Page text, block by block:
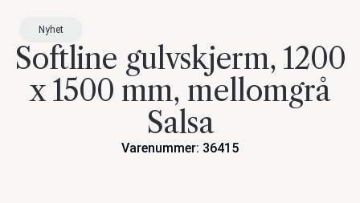
Nyhet
Softline gulvskjerm, 1200
x 1500 mm, mellomgrå
Salsa
Varenummer: 36415